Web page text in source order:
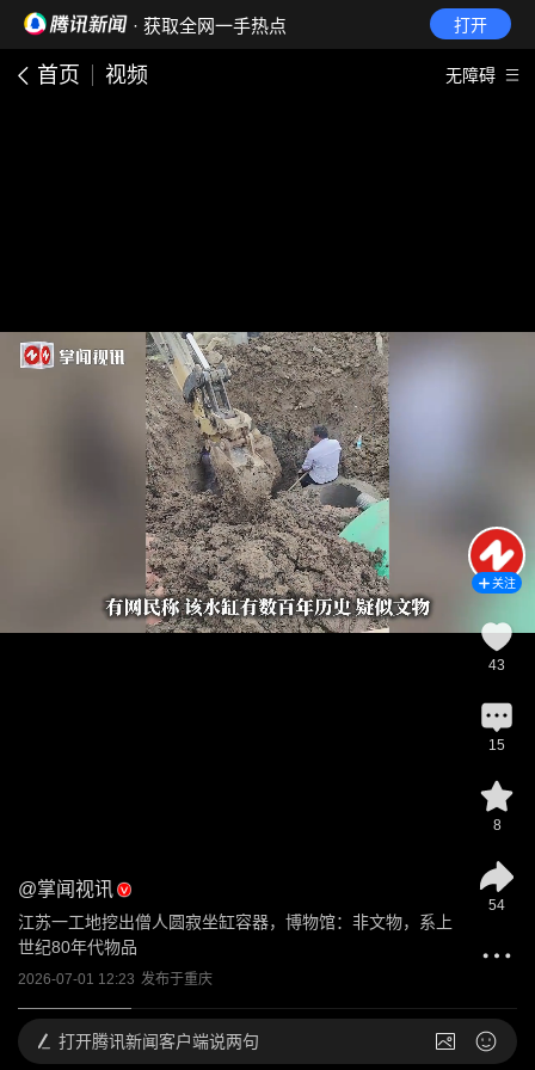
· 获取全网一手热点 打开
首页 视频 无障碍
@掌闻视讯
江苏一工地挖出僧人圆寂坐缸容器，博物馆：非文物，系上
世纪80年代物品
2026-07-01 12:23 发布于重庆
关注
43
15
8
54
打开腾讯新闻客户端说两句